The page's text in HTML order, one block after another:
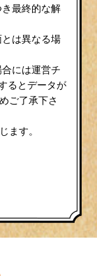
最終的な解
は異なる場
には運営チ
るとデータが
ご了承下さ
ます。